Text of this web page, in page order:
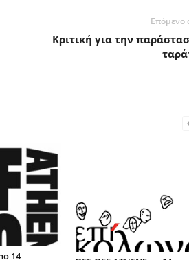
Επόμενο
Κριτική για την
14